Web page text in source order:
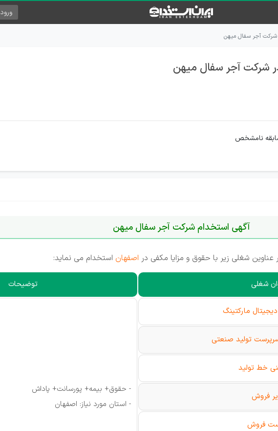
ورود
آجر سفال میهن
شرکت آجر سفال میهن
نامشخص
آگهی استخدام شرکت آجر سفال میهن
شغلی زیر با حقوق و مزایا مکفی در اصفهان استخدام می نماید:
شغلی توضیحات
- حقوق+ بیمه+ پورسانت+ پاداش
- استان مورد نیاز: اصفهان
تولید صنعتی
خط تولید
فروش
فروش